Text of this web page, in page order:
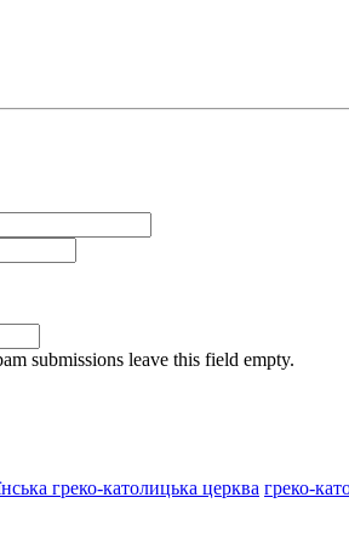
submissions leave this field empty.
греко-католицька церква греко-